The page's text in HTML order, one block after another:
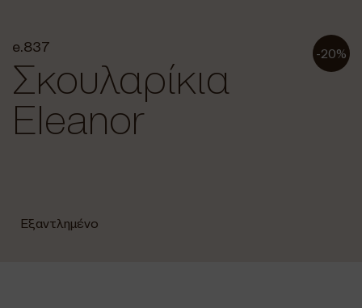
-20%
e.837
Σκουλαρίκια
Eleanor
Εξαντλημένο